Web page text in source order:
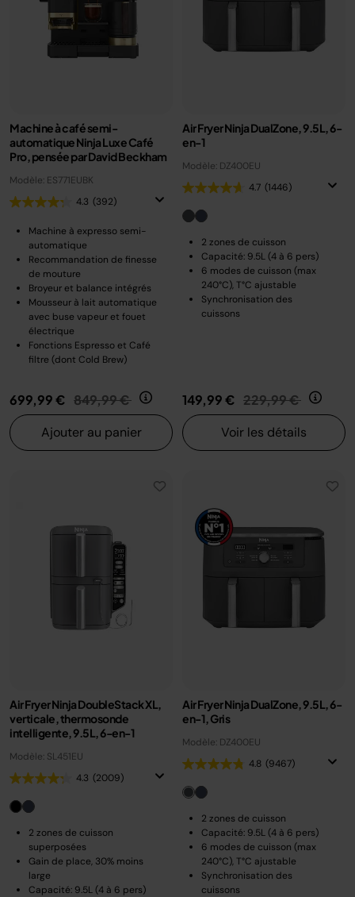
Machine à café semi-
automatique Ninja Luxe Café
Pro, pensée par David Beckham
Modèle: ES771EUBK
4.3 (392)
Machine à expresso semi-
automatique
Recommandation de finesse
de mouture
Broyeur et balance intégrés
Mousseur à lait automatique
avec buse vapeur et fouet
électrique
Fonctions Espresso et Café
filtre (dont Cold Brew)
699,99 € Prix réduit de
849,99 € au
Ajouter au panier
Air Fryer Ninja DualZone, 9.5L, 6-
en-1
Modèle: DZ400EU
4.7 (1446)
2 zones de cuisson
Capacité: 9.5L (4 à 6 pers)
6 modes de cuisson (max
240°C), T°C ajustable
Synchronisation des
cuissons
149,99 € Prix réduit de
229,99 € au
Voir les détails
Air Fryer Ninja DoubleStack XL,
verticale, thermosonde
intelligente, 9.5L, 6-en-1
Modèle: SL451EU
4.3 (2009)
2 zones de cuisson
superposées
Gain de place, 30% moins
large
Capacité: 9.5L (4 à 6 pers)
Air Fryer Ninja DualZone, 9.5L, 6-
en-1, Gris
Modèle: DZ400EU
4.8 (9467)
2 zones de cuisson
Capacité: 9.5L (4 à 6 pers)
6 modes de cuisson (max
240°C), T°C ajustable
Synchronisation des
cuissons